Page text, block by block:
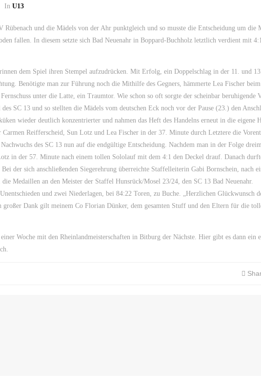
In U13
Rübenach und die Mädels von der Ahr punktgleich und so musste die Entscheidung um die
fallen. In diesem setzte sich Bad Neuenahr in Boppard-Buchholz letztlich verdient mit
dem Spiel ihren Stempel aufzudrücken. Mit Erfolg, ein Doppelschlag in der 11. und
Benötigte man zur Führung noch die Mithilfe des Gegners, hämmerte Lea Fischer
unter die Latte, ein Traumtor. Wie schon so oft sorgte der scheinbar beruhigende
SC 13 und so stellten die Mädels vom deutschen Eck noch vor der Pause (23.) den
wieder deutlich konzentrierter und nahmen das Heft des Handelns erneut in die eigene
Reifferscheid, Sun Lotz und Lea Fischer in der 37. Minute durch Letztere die
des SC 13 nun auf die endgültige Entscheidung. Nachdem man in der Folge
in der 57. Minute nach einem tollen Sololauf mit dem 4:1 den Deckel drauf. Danach
der sich anschließenden Siegerehrung überreichte Staffelleiterin Gabi Bornschein, nach
die Medaillen an den Meister der Staffel Hunsrück/Mosel 23/24, den SC 13 Bad Neuenahr.
und zwei Niederlagen, bei 84:22 Toren, zu Buche. „Herzlichen Glückwunsch
Dank gilt meinem Co Florian Dünker, dem gesamten Stuff und den Eltern für die
Woche mit den Rheinlandmeisterschaften in Bitburg der Nächste. Hier gibt es dann ein